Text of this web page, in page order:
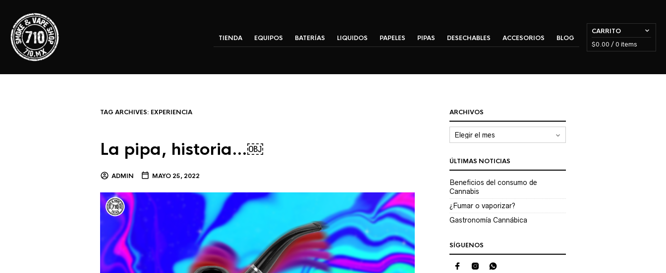
TIENDA EQUIPOS BATERÍAS LIQUIDOS PAPELES PIPAS DESECHABLES ACCESORIOS BLOG
CARRITO
$0.00 / 0 items
TAG ARCHIVES: EXPERIENCIA
La pipa, historia…￼
ADMIN MAYO 25, 2022
ARCHIVOS
Archivos
ÚLTIMAS NOTICIAS
Beneficios del consumo de
Cannabis
¿Fumar o vaporizar?
Gastronomía Cannábica
SÍGUENOS